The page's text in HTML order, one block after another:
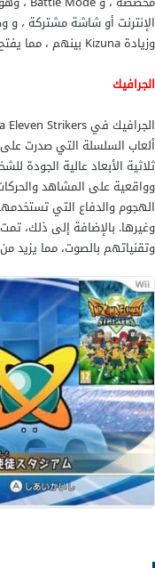
الإنترنت أو شاشة مشتركة ، و
وزيادة Kizuna بينهم ، مما يفتح تقنيات Hissatsu جديدة أو يزيد من قوتهم.
الجرافيك
ألعاب السلسلة التي صدرت
ثلاثية الأبعاد عالية الجودة
وواقعية على المشاهد
الهجوم والدفاع التي تستخدمها
وغيرها. بالإضافة إلى ذلك،
وتقنياتهم بالصوت، مما يزيد